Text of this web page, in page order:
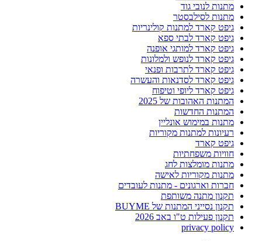
מתנות לנובי גוד
מתנות לסילבסטר
גיפט קארד למתנות קולינריות
גיפט קארד לבתי ספא
גיפט קארד למותגי אופנה
גיפט קארד לנופש ולמלונות
גיפט קארד לתרבות ופנאי
גיפט קארד לסדנאות והעשרה
גיפט קארד ליופי וטיפוח
המתנות האהובות של 2025
המתנות החדשות
מתנות במימוש אונליין
רעיונות למתנות מקוריות
גיפט קארד
חוויות משפחתיות
מתנות מומלצות לחג
מתנות מקוריות לאישה
חברות וארגונים - מתנות לעובדים
תקנון מתנה משותפת
תקנון נסייני המתנות של BUYME
תקנון פעילות ט"ו באב 2026
privacy policy